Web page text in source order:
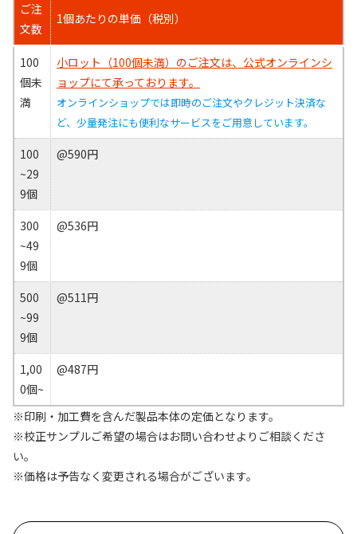
ご注
文数
1個あたりの単価（税別）
100
個未
満
小ロット（100個未満）のご注文は、公式オンラインシ
ョップにて承っております。
オンラインショップでは即時のご注文やクレジット決済な
ど、少量発注にも便利なサービスをご用意しています。
100
~29
9個
@590円
300
~49
9個
@536円
500
~99
9個
@511円
1,00
0個~
@487円
※印刷・加工費を含んだ製品本体の定価となります。
※校正サンプルご希望の場合はお問い合わせよりご相談くださ
い。
※価格は予告なく変更される場合がございます。